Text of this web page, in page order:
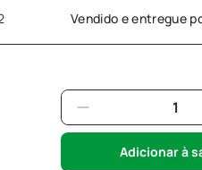
Vendido e entregue
Adicionar à